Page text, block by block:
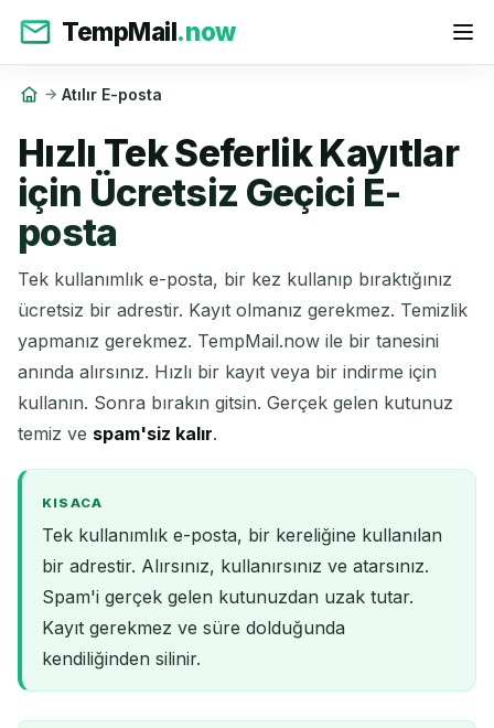
TempMail.now
Atılır E-posta
Hızlı Tek Seferlik Kayıtlar
için Ücretsiz Geçici E-
posta
Tek kullanımlık e-posta, bir kez kullanıp bıraktığınız
ücretsiz bir adrestir. Kayıt olmanız gerekmez. Temizlik
yapmanız gerekmez. TempMail.now ile bir tanesini
anında alırsınız. Hızlı bir kayıt veya bir indirme için
kullanın. Sonra bırakın gitsin. Gerçek gelen kutunuz
temiz ve spam'siz kalır.
KISACA
Tek kullanımlık e-posta, bir kereliğine kullanılan
bir adrestir. Alırsınız, kullanırsınız ve atarsınız.
Spam'i gerçek gelen kutunuzdan uzak tutar.
Kayıt gerekmez ve süre dolduğunda
kendiliğinden silinir.